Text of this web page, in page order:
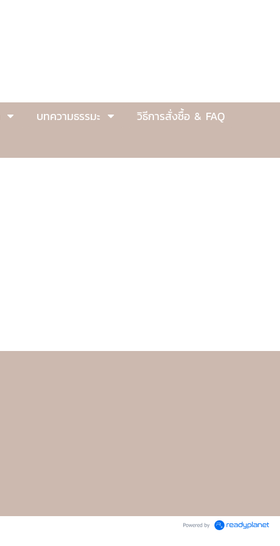
บทความธรรมะ
วิธีการสั่งซื้อ & FAQ